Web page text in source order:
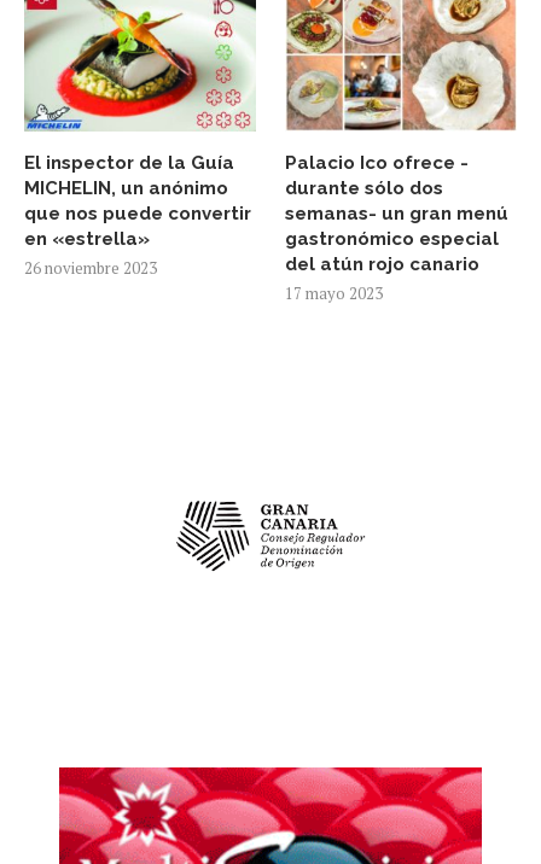
El inspector de la Guía
MICHELIN, un anónimo
que nos puede convertir
en «estrella»
26 noviembre 2023
Palacio Ico ofrece -
durante sólo dos
semanas- un gran menú
gastronómico especial
del atún rojo canario
17 mayo 2023